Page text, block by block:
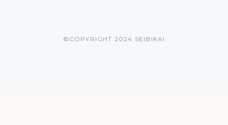
©︎COPYRIGHT 2024 SEIBIKAI